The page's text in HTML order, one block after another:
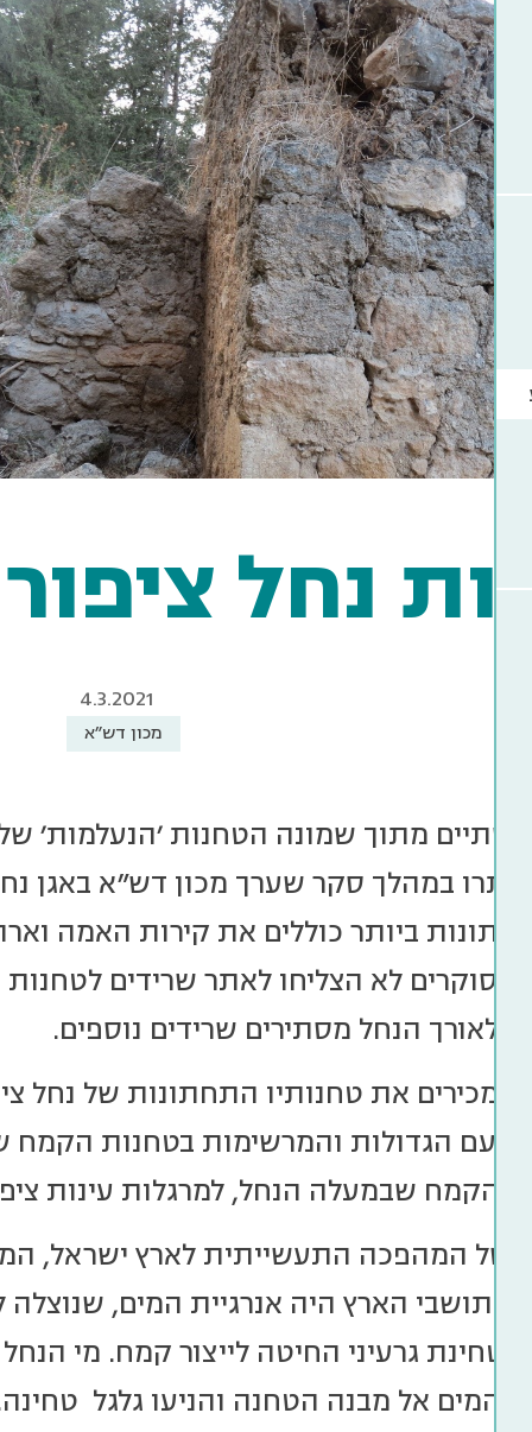
נחל
4.3.2021
מכון דש"א
שתיים מתוך שמונה הטחנות 'הנעלמות'
ביותר כוללים את קירות האמה
לא הצליחו לאתר שרידים
לאורך הנחל מסתירים שרידים נוספים.
מכירים את טחנותיו התחתונות של נחל
עם הגדולות והמרשימות בטחנות הקמח
הקמח שבמעלה הנחל, למרגלות עינות
של המהפכה התעשייתית לארץ ישראל,
תושבי הארץ היה אנרגיית המים, שנוצלה
– טחינת גרעיני החיטה לייצור קמח. מי
המים אל מבנה הטחנה והניעו גלגל